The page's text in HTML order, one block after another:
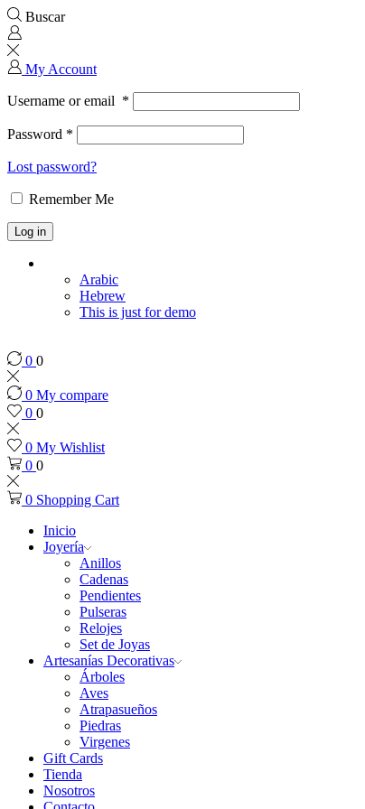
Buscar
My Account
Username or email *
Password *
Lost password?
Remember Me
Log in
Arabic
Hebrew
This is just for demo
0 0
0 My compare
0 0
0 My Wishlist
0 0
0 Shopping Cart
Inicio
Joyería
Anillos
Cadenas
Pendientes
Pulseras
Relojes
Set de Joyas
Artesanías Decorativas
Árboles
Aves
Atrapasueños
Piedras
Virgenes
Gift Cards
Tienda
Nosotros